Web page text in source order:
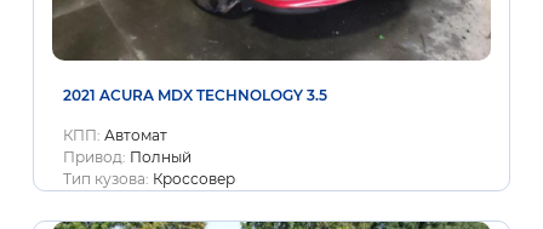
2021 ACURA MDX TECHNOLOGY 3.5
КПП: Автомат
Привод: Полный
Тип кузова: Кроссовер